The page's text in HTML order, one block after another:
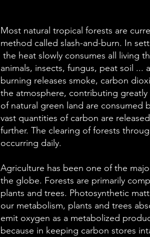
Most natural tropical forests are
method called slash-and-burn. In
the heat slowly consumes all living
animals, insects, fungus, peat soil ...
burning releases smoke, carbon
the atmosphere, contributing
of natural green land are consumed
vast quantities of carbon are
further. The clearing of forests
occurring daily.
Agriculture has been one of the
the globe. Forests are primarily
plants and trees. Photosynthetic
our metabolism, plants and trees
emit oxygen as a metabolized
because in keeping carbon stores